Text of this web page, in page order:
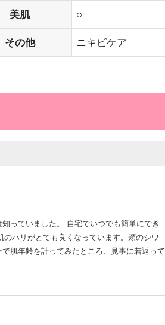
美肌 ○
その他 ニキビケア
っていました。 自宅でいつでも簡単にでき
ハリがとても良くなっています。頬のシワ
肌年齢を計ってみたところ、見事に若返って